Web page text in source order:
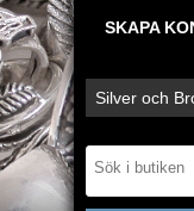
SKAPA
Silver och